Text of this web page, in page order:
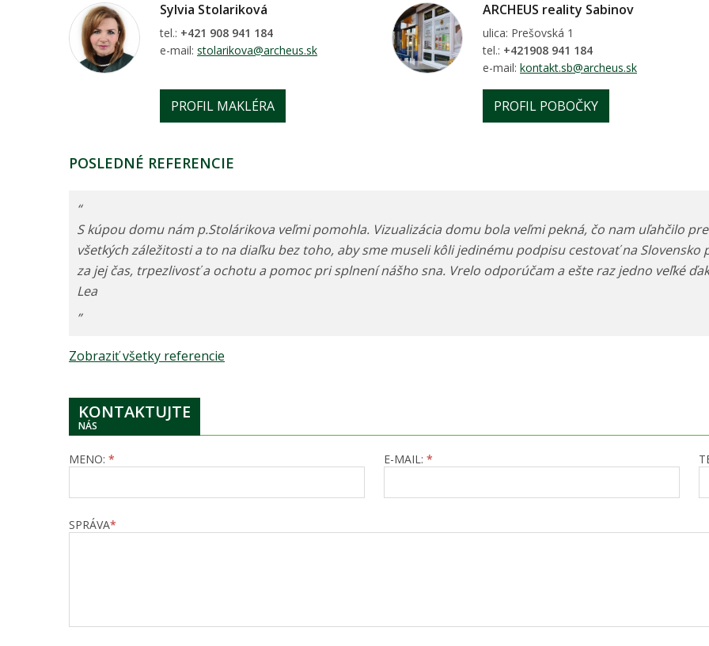
Sylvia Stolariková
tel.: +421 908 941 184
e-mail: stolarikova@archeus.sk
PROFIL MAKLÉRA
ARCHEUS reality Sabinov
ulica: Prešovská 1
tel.: +421908 941 184
e-mail: kontakt.sb@archeus.sk
PROFIL POBOČKY
POSLEDNÉ REFERENCIE
“
S kúpou domu nám p.Stolárikova veľmi pomohla. Vizualizácia domu bola veľmi pekná, čo nam uľahčilo
všetkých záležitosti a to na diaľku bez toho, aby sme museli kôli jedinému podpisu cestovať na
za jej čas, trpezlivosť a ochotu a pomoc pri splnení nášho sna. Vrelo odporúčam a ešte raz jedno veľké
Lea
”
Zobraziť všetky referencie
KONTAKTUJTE
NÁS
MENO: * E-MAIL: *
SPRÁVA*